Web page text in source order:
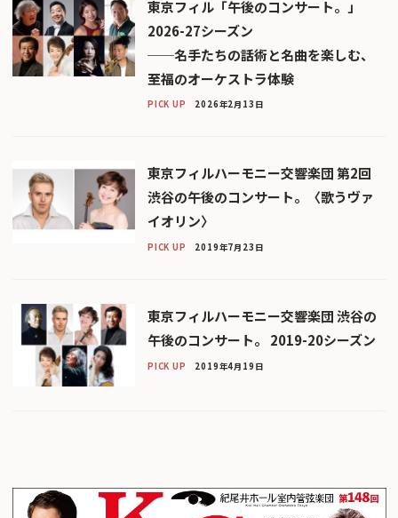
東京フィル「午後のコンサート。」
2026-27シーズン
──名手たちの話術と名曲を楽しむ、
至福のオーケストラ体験
PICK UP 2026年2月13日
東京フィルハーモニー交響楽団 第2回
渋谷の午後のコンサート。〈歌うヴァ
イオリン〉
PICK UP 2019年7月23日
東京フィルハーモニー交響楽団 渋谷の
午後のコンサート。 2019-20シーズン
PICK UP 2019年4月19日